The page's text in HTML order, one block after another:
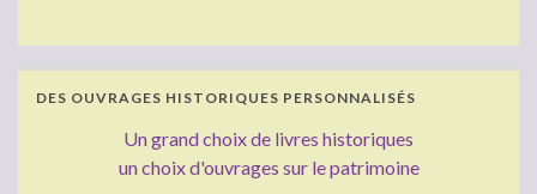
DES OUVRAGES HISTORIQUES PERSONNALISÉS
Un grand choix de livres historiques
un choix d'ouvrages sur le patrimoine